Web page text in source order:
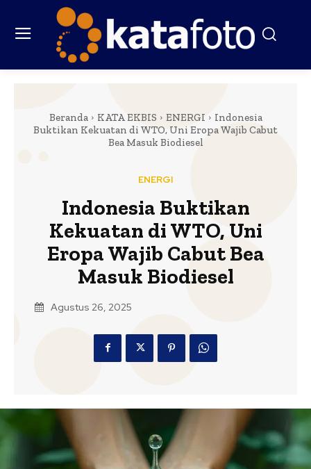
Beranda KATA EKBIS ENERGI
Indonesia
Buktikan Kekuatan di WTO, Uni Eropa Wajib Cabut
Bea Masuk Biodiesel
ENERGI
Indonesia Buktikan
Kekuatan di WTO, Uni
Eropa Wajib Cabut Bea
Masuk Biodiesel
Agustus 26, 2025